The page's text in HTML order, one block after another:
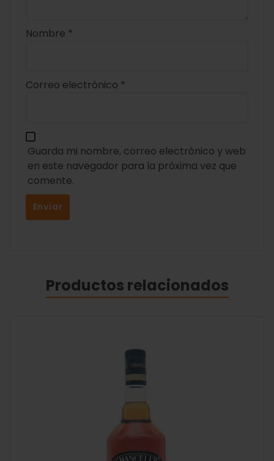
Nombre *
Correo electrónico *
Guarda mi nombre, correo electrónico y web
en este navegador para la próxima vez que
comente.
Productos relacionados